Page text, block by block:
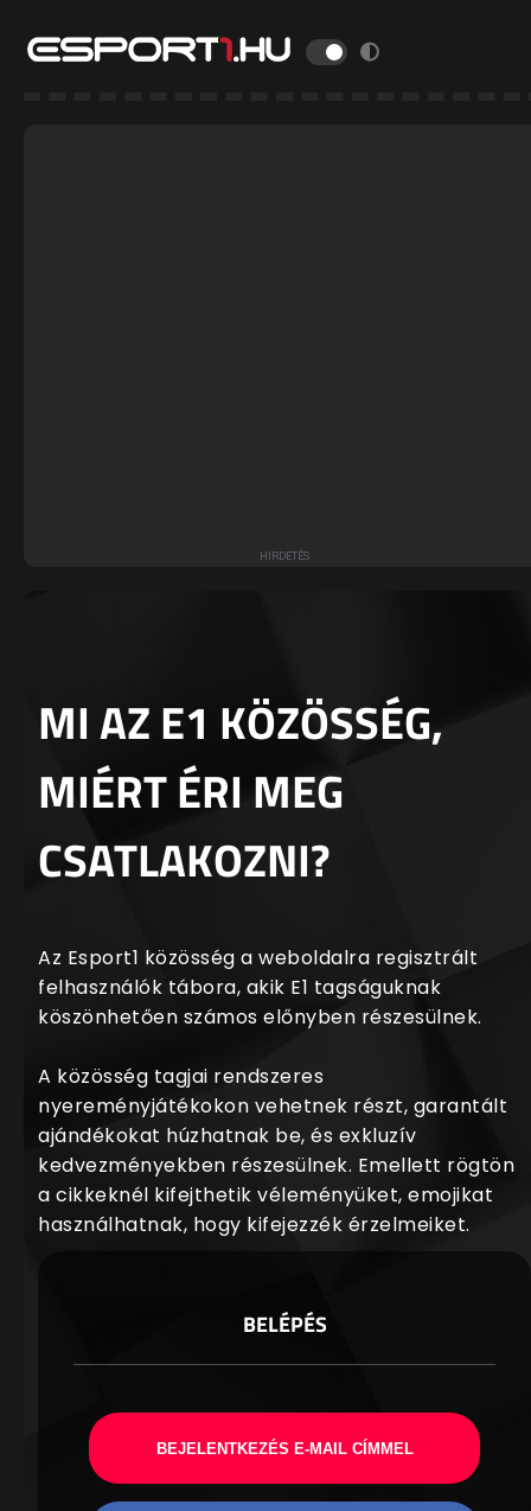
MI AZ E1 KÖZÖSSÉG,
MIÉRT ÉRI MEG
CSATLAKOZNI?
Az Esport1 közösség a weboldalra regisztrált
felhasználók tábora, akik E1 tagságuknak
köszönhetően számos előnyben részesülnek.
A közösség tagjai rendszeres
nyereményjátékokon vehetnek részt, garantált
ajándékokat húzhatnak be, és exkluzív
kedvezményekben részesülnek. Emellett rögtön
a cikkeknél kifejthetik véleményüket, emojikat
használhatnak, hogy kifejezzék érzelmeiket.
BELÉPÉS
BEJELENTKEZÉS E-MAIL CÍMMEL